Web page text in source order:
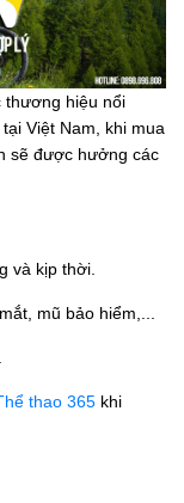
thương hiệu nổi
Việt Nam, khi mua
sẽ được hưởng các
và kịp thời.
mũ bảo hiểm,...
thao 365 khi